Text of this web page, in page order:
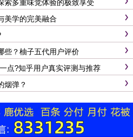
索多重味觉体验的极致享受
美学的完美融合
些？柚子五代用户评价
点?知乎用户真实评测与推荐
烟弹？